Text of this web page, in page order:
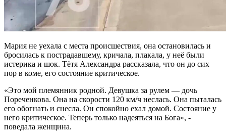
Мария не уехала с места происшествия, она остановилась и
бросилась к пострадавшему, кричала, плакала, у неё были
истерика и шок. Тётя Александра рассказала, что он до сих
пор в коме, его состояние критическое.
«Это мой племянник родной. Девушка за рулем — дочь
Пореченкова. Она на скорости 120 км/ч неслась. Она пыталась
его обогнать и снесла. Он спокойно ехал домой. Состояние у
него критическое. Теперь только надеяться на Бога», -
поведала женщина.